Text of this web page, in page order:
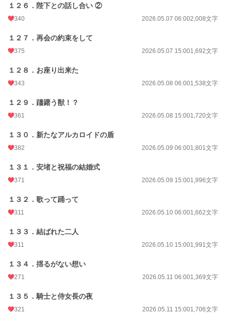
１２６．陛下との話し合い ②
340 2026.05.07 06:002,008文字
１２７．再会の約束をして
375 2026.05.07 15:001,692文字
１２８．お座り出来た
343 2026.05.08 06:001,538文字
１２９．躊躇う獣！？
361 2026.05.08 15:001,720文字
１３０．新たなアルカロイドの盾
382 2026.05.09 06:001,801文字
１３１．安堵と祝福の結婚式
371 2026.05.09 15:001,996文字
１３２．歌って踊って
311 2026.05.10 06:001,662文字
１３３．結ばれた二人
311 2026.05.10 15:001,991文字
１３４．揺るがない想い
271 2026.05.11 06:001,369文字
１３５．騎士と侍女長の夜
321 2026.05.11 15:001,706文字